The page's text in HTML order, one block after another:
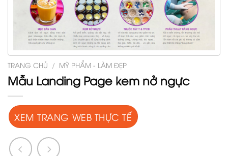
TRANG CHỦ / MỸ PHẨM - LÀM ĐẸP
Mẫu Landing Page kem nở ngực
XEM TRANG WEB THỰC TẾ